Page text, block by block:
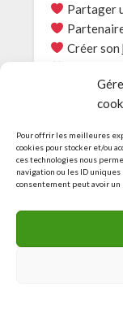
Pour offrir les meilleures
cookies pour stocker et/ou
ces technologies nous
navigation ou les ID
consentement peut avoir
Partager
Créer son
Idées et
Agence
droits